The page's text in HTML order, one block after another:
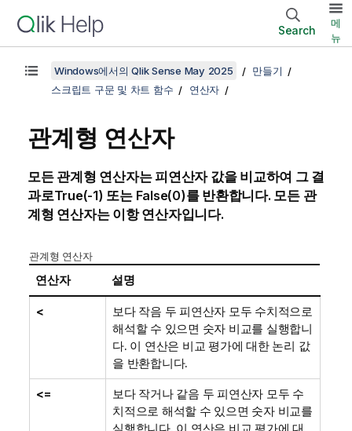
Search
메
뉴
Windows에서의 Qlik Sense May 2025
만들기
스크립트 구문 및 차트 함수
연산자
관계형 연산자
모든 관계형 연산자는 피연산자 값을 비교하여 그 결
과로True(-1) 또는 False(0)를 반환합니다. 모든 관
계형 연산자는 이항 연산자입니다.
관계형 연산자
연산자 설명
<
보다 작음 두 피연산자 모두 수치적으로
해석할 수 있으면 숫자 비교를 실행합니
다. 이 연산은 비교 평가에 대한 논리 값
을 반환합니다.
<=
보다 작거나 같음 두 피연산자 모두 수
치적으로 해석할 수 있으면 숫자 비교를